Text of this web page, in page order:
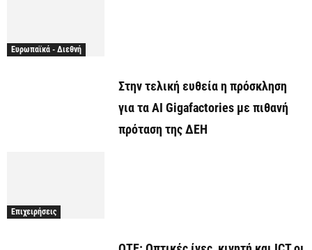
Ευρωπαϊκά - Διεθνή
Στην τελική ευθεία η πρόσκληση
για τα AI Gigafactories με πιθανή
πρόταση της ΔΕΗ
Επιχειρήσεις